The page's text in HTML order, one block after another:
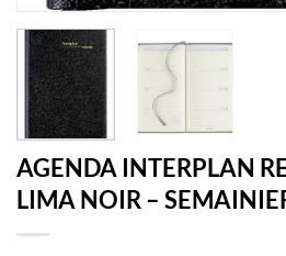
AGENDA INTERPLAN
LIMA NOIR –